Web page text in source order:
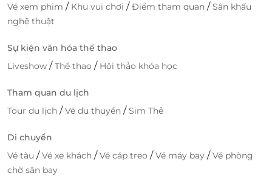
Vé xem phim / Khu vui chơi /Điểm tham quan /Sân khấu
nghệ thuật
Sự kiện văn hóa thể thao
Liveshow /Thể thao / Hội thảo khóa học
Tham quan du lịch
Tour du lịch /Vé du thuyền /Sim Thẻ
Di chuyển
Vé tàu /Vé xe khách /Vé cáp treo /Vé máy bay /Vé phòng
chờ sân bay